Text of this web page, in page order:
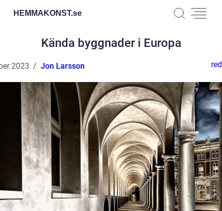
HEMMAKONST.se
Kända byggnader i Europa
2023 Jon Larsson